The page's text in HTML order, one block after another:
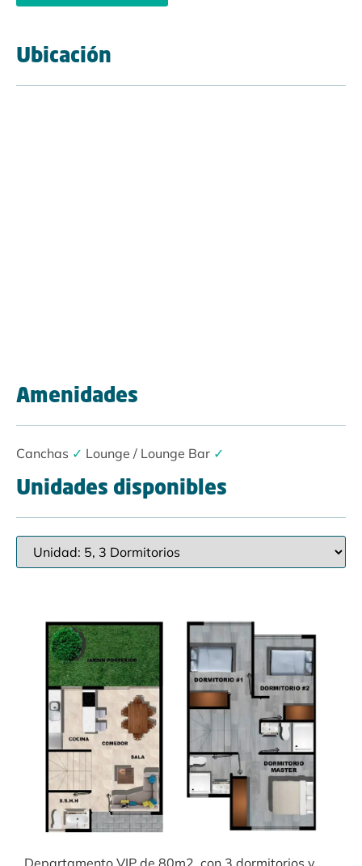
Ubicación
Amenidades
Canchas ✓ Lounge / Lounge Bar ✓
Unidades disponibles